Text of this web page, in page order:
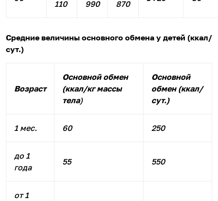
110 990 870
Средние величины основного обмена у детей (ккал/
сут.)
Возраст
Основной обмен
(ккал/кг массы
тела)
Основной
обмен (ккал/
сут.)
1 мес. 60 250
до 1
года
55 550
от 1